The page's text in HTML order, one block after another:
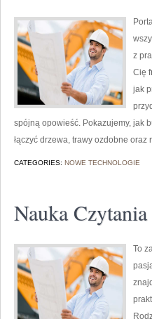
z
Cię
jak
spójną opowieść. Pokazujemy, jak
łączyć drzewa, trawy ozdobne oraz
CATEGORIES: NOWE TECHNOLOGIE
Nauka
To